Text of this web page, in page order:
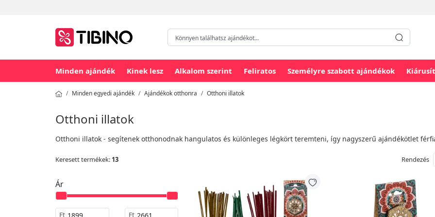
Minden ajándék Kinek lesz Alkalom szerint Feliratos Személyre szabott ajándékok
Minden egyedi ajándék Ajándékok otthonra Otthoni illatok
Otthoni illatok
Otthoni illatok - segítenek otthonodnak hangulatos és különleges légkört teremteni, így nagyszerű ajándékötlet
Keresett termékek: 13 Rendezés
Ár
Ft Ft